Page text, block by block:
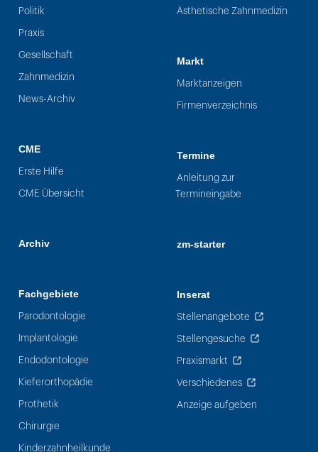
Politik
Praxis
Gesellschaft
Zahnmedizin
News-Archiv
CME
Erste Hilfe
CME Übersicht
Archiv
Fachgebiete
Parodontologie
Implantologie
Endodontologie
Kieferorthopädie
Prothetik
Chirurgie
Kinderzahnheilkunde
Ästhetische Zahnmedizin
Markt
Marktanzeigen
Firmenverzeichnis
Termine
Anleitung zur
Termineingabe
zm-starter
Inserat
Stellenangebote
Stellengesuche
Praxismarkt
Verschiedenes
Anzeige aufgeben